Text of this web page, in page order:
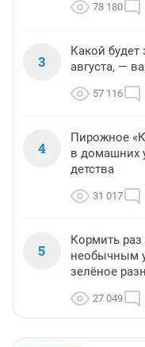
78 180
3
Какой
августа, —
57 116
4
Пирожное
в домашних
детства
31 017
5
Кормить
необычным
зелёное
27 049